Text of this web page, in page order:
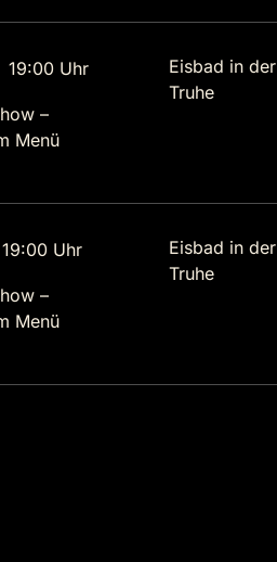
Uhr
–
Menü
Eisbad in der
Truhe
Uhr
–
Menü
Eisbad in der
Truhe